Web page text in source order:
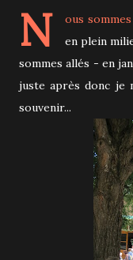
N ous
en plein
sommes allés - en
juste après donc je
souvenir...